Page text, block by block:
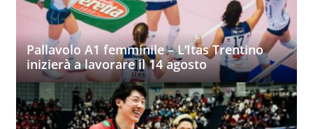
Pallavolo A1 femminile – L’Itas Trentino
inizierà a lavorare il 14 agosto